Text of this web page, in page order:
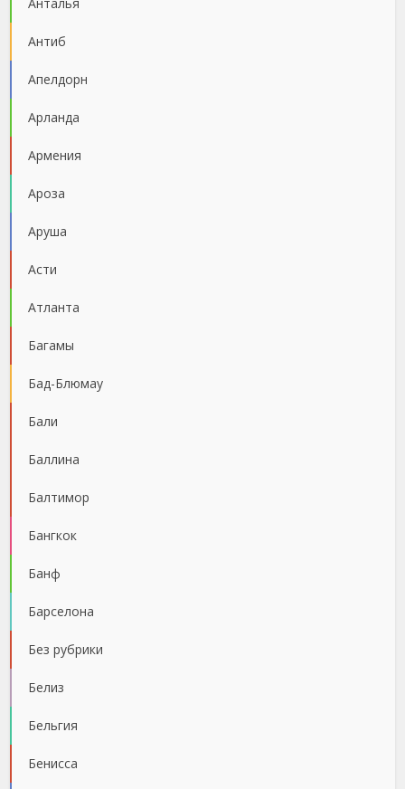
Анталья
Антиб
Апелдорн
Арланда
Армения
Ароза
Аруша
Асти
Атланта
Багамы
Бад-Блюмау
Бали
Баллина
Балтимор
Бангкок
Банф
Барселона
Без рубрики
Белиз
Бельгия
Бенисса